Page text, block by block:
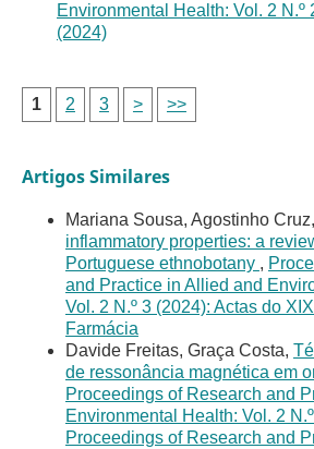
Environmental Health: Vol. 2 N.º
(2024)
1 2 3 > >>
Artigos Similares
Mariana Sousa, Agostinho Cruz,
inflammatory properties: a
Portuguese ethnobotany ,
and Practice in Allied and
Vol. 2 N.º 3 (2024): Actas do
Farmácia
Davide Freitas, Graça Costa,
de ressonância magnética em
Proceedings of Research and
Environmental Health: Vol. 2
Proceedings of Research and